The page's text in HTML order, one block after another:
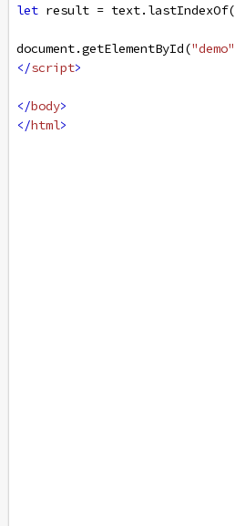
let result = text. lastIndexOf(
document.getElementById("demo"
</script>
</body>
</html>